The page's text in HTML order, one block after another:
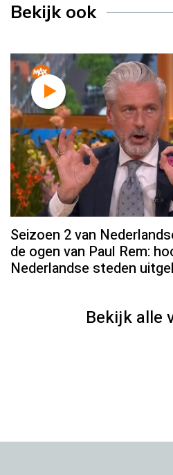
Bekijk ook
Seizoen 2 van
de ogen van Paul Rem:
Nederlandse steden
Bekijk alle